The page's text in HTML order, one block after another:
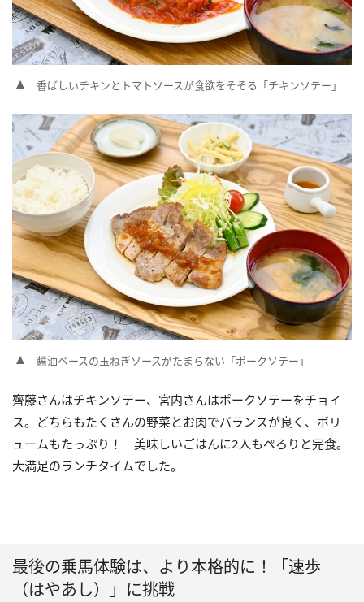
香ばしいチキンとトマトソースが食欲をそそる「チキンソテー」
醤油ベースの玉ねぎソースがたまらない「ポークソテー」
齊藤さんはチキンソテー、宮内さんはポークソテーをチョイ
ス。どちらもたくさんの野菜とお肉でバランスが良く、ボリ
ュームもたっぷり！ 美味しいごはんに2人もぺろりと完食。
大満足のランチタイムでした。
最後の乗馬体験は、より本格的に！「速歩
（はやあし）」に挑戦